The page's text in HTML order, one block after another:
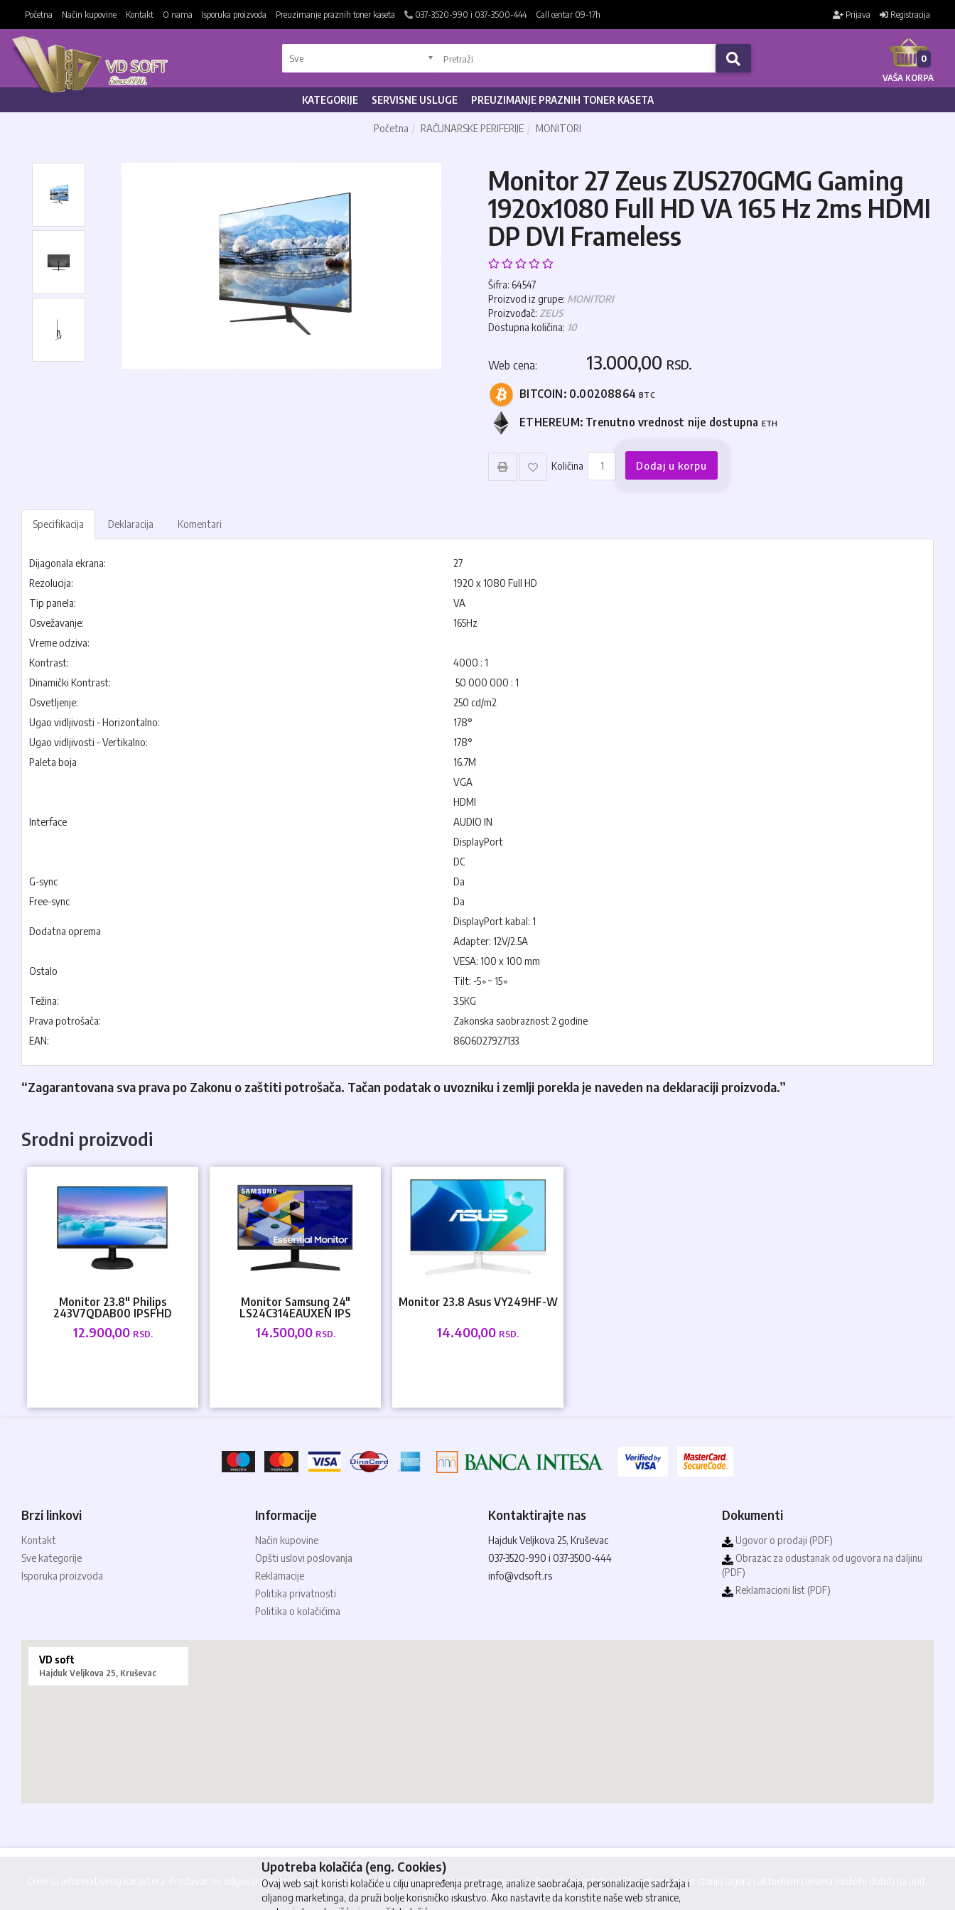
Početna Način kupovine Kontakt O nama Isporuka proizvoda Preuzimanje praznih toner kaseta 037-3520-990 i 037-3500-444 Call centar 09-17h Prijava Registracija
VAŠA KORPA
0
KATEGORIJE SERVISNE USLUGE PREUZIMANJE PRAZNIH TONER KASETA
Početna RAČUNARSKE PERIFERIJE MONITORI
Monitor 27 Zeus ZUS270GMG Gaming
1920x1080 Full HD VA 165 Hz 2ms HDMI
DP DVI Frameless
Šifra: 64547
Proizvod iz grupe: MONITORI
Proizvođač: ZEUS
Dostupna količina: 10
Web cena: 13.000,00 RSD.
BITCOIN: 0.00208864BTC
ETHEREUM: Trenutno vrednost nije dostupna ETH
Količina Dodaj u korpu
Specifikacija Deklaracija Komentari
Dijagonala ekrana:
27
Rezolucija:
1920 x 1080 Full HD
Tip panela:
VA
Osvežavanje:
165Hz
Vreme odziva:
Kontrast:
4000 : 1
Dinamički Kontrast:
50 000 000 : 1
Osvetljenje:
250 cd/m2
Ugao vidljivosti - Horizontalno:
178°
Ugao vidljivosti - Vertikalno:
178°
Paleta boja
16.7M
Interface
VGA
HDMI
AUDIO IN
DisplayPort
DC
G-sync
Da
Free-sync
Da
Dodatna oprema
DisplayPort kabal: 1
Adapter: 12V/2.5A
Ostalo
VESA: 100 x 100 mm
Tilt: -5∘~ 15∘
Težina:
3.5KG
Prava potrošača:
Zakonska saobraznost 2 godine
EAN:
8606027927133
“Zagarantovana sva prava po Zakonu o zaštiti potrošača. Tačan podatak o uvozniku i zemlji porekla je naveden na deklaraciji proizvoda.”
Srodni proizvodi
Monitor 23.8" Philips
243V7QDAB00 IPSFHD
12.900,00 RSD.
Monitor Samsung 24"
LS24C314EAUXEN IPS
14.500,00 RSD.
Monitor 23.8 Asus VY249HF-W
14.400,00 RSD.
Brzi linkovi
Kontakt
Sve kategorije
Isporuka proizvoda
Informacije
Način kupovine
Opšti uslovi poslovanja
Reklamacije
Politika privatnosti
Politika o kolačićima
Kontaktirajte nas
Hajduk Veljkova 25, Kruševac
037-3520-990 i 037-3500-444
info@vdsoft.rs
Dokumenti
Ugovor o prodaji (PDF)
Obrazac za odustanak od ugovora na daljinu
(PDF)
Reklamacioni list (PDF)
VD soft
Hajduk Veljkova 25, Kruševac
Cene su informativnog karaktera. Prodavac ne odgovara za tačnost cena iskazanih na sajtu, zadržava pravo izmena cena. Ponudu za ostale artikle, informacije o stanju lagera i aktuelnim cenama možete dobiti na upit.
Plaćanje se isključivo vrši virmanski - bezgotovinski.
Upotreba kolačića (eng. Cookies)
Ovaj web sajt koristi kolačiće u cilju unapređenja pretrage, analize saobraćaja, personalizacije sadržaja i
ciljanog marketinga, da pruži bolje korisničko iskustvo. Ako nastavite da koristite naše web stranice,